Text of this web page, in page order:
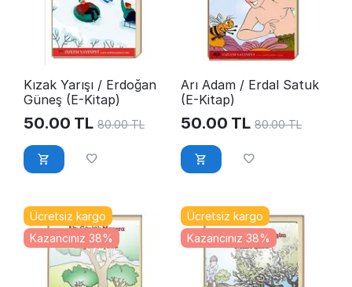
Kızak Yarışı / Erdoğan
Güneş (E-Kitap)
50.00 TL 80.00 TL
Arı Adam / Erdal Satuk
(E-Kitap)
50.00 TL 80.00 TL
Ücretsiz kargo
Kazancınız 38%
Ücretsiz kargo
Kazancınız 38%